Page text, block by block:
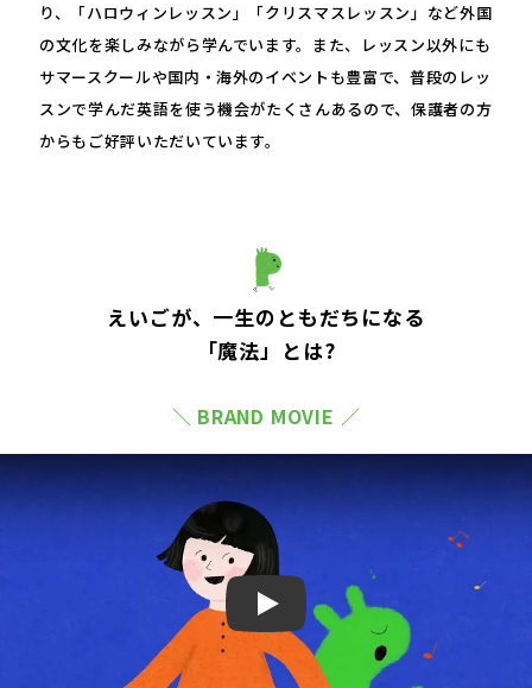
り、「ハロウィンレッスン」「クリスマスレッスン」など外国
の文化を楽しみながら学んでいます。また、レッスン以外にも
サマースクールや国内・海外のイベントも豊富で、普段のレッ
スンで学んだ英語を使う機会がたくさんあるので、保護者の方
からもご好評いただいています。
えいごが、一生のともだちになる
「魔法」とは?
＼ BRAND MOVIE ／